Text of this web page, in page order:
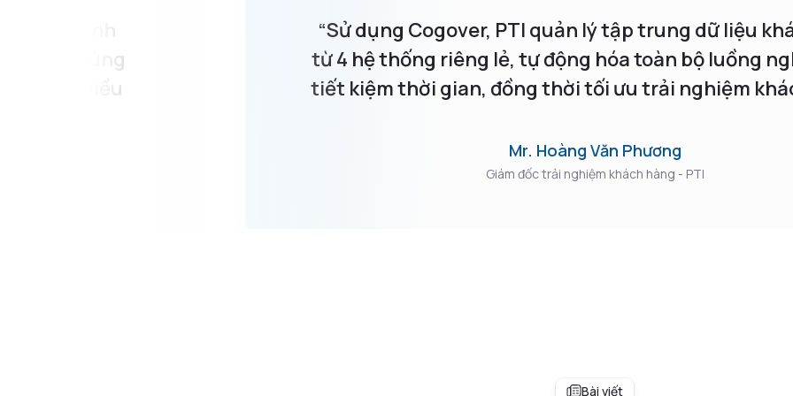
mà. Chúng
hơn nhiều
“Sử dụng Cogover, PTI quản lý tập trung dữ liệu
từ 4 hệ thống riêng lẻ, tự động hóa toàn bộ luồng
tiết kiệm thời gian, đồng thời tối ưu trải nghiệm
Mr. Hoàng Văn Phương
Giám đốc trải nghiệm khách hàng - PTI
Bài viết